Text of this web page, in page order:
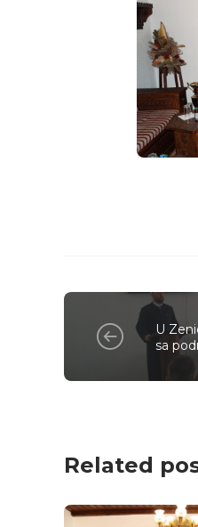
U
sa
Related